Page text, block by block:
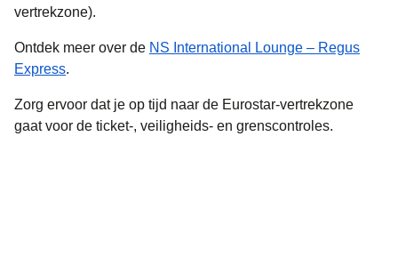
vertrekzone).
Ontdek meer over de NS International Lounge – Regus
Express(.
Zorg ervoor dat je op tijd naar de Eurostar-vertrekzone
gaat voor de ticket-, veiligheids- en grenscontroles.